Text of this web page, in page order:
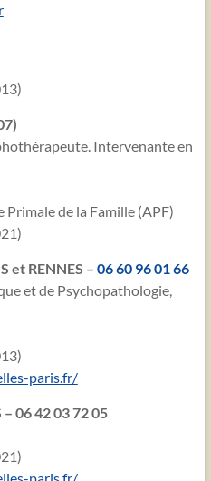
Intervenante en
de la Famille (APF)
et RENNES – 06 60 96 01 66
et de Psychopathologie,
paris.fr/
06 42 03 72 05